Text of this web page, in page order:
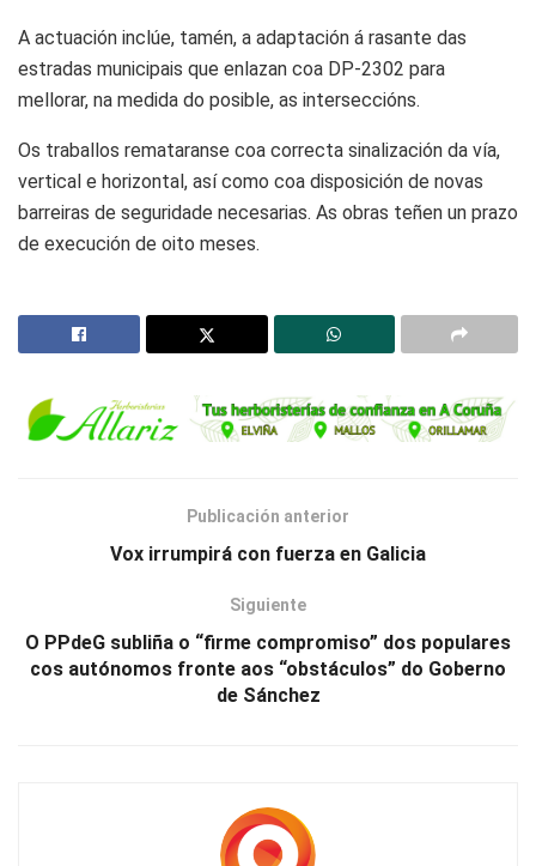
A actuación inclúe, tamén, a adaptación á rasante das
estradas municipais que enlazan coa DP-2302 para
mellorar, na medida do posible, as interseccións.
Os traballos remataranse coa correcta sinalización da vía,
vertical e horizontal, así como coa disposición de novas
barreiras de seguridade necesarias. As obras teñen un prazo
de execución de oito meses.
Publicación anterior
Vox irrumpirá con fuerza en Galicia
Siguiente
O PPdeG subliña o “firme compromiso” dos populares
cos autónomos fronte aos “obstáculos” do Goberno
de Sánchez